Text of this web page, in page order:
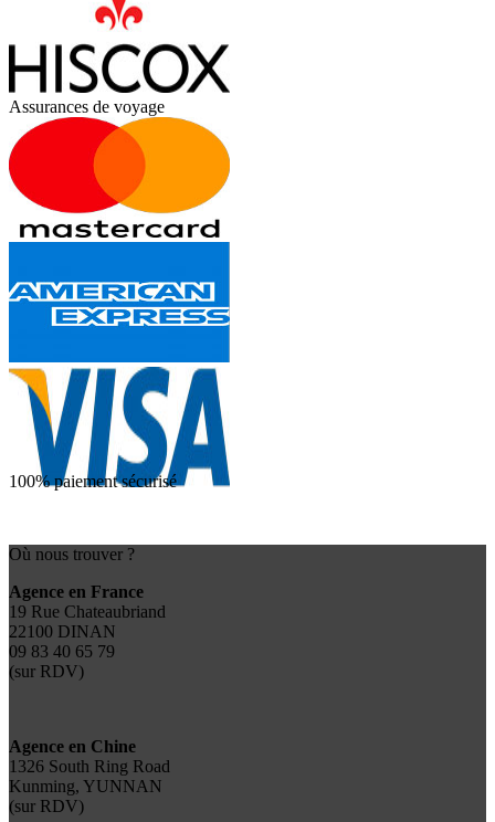
Assurances de voyage
100% paiement sécurisé
Où nous trouver ?
Agence en France
19 Rue Chateaubriand
22100 DINAN
09 83 40 65 79
(sur RDV)
Agence en Chine
1326 South Ring Road
Kunming, YUNNAN
(sur RDV)